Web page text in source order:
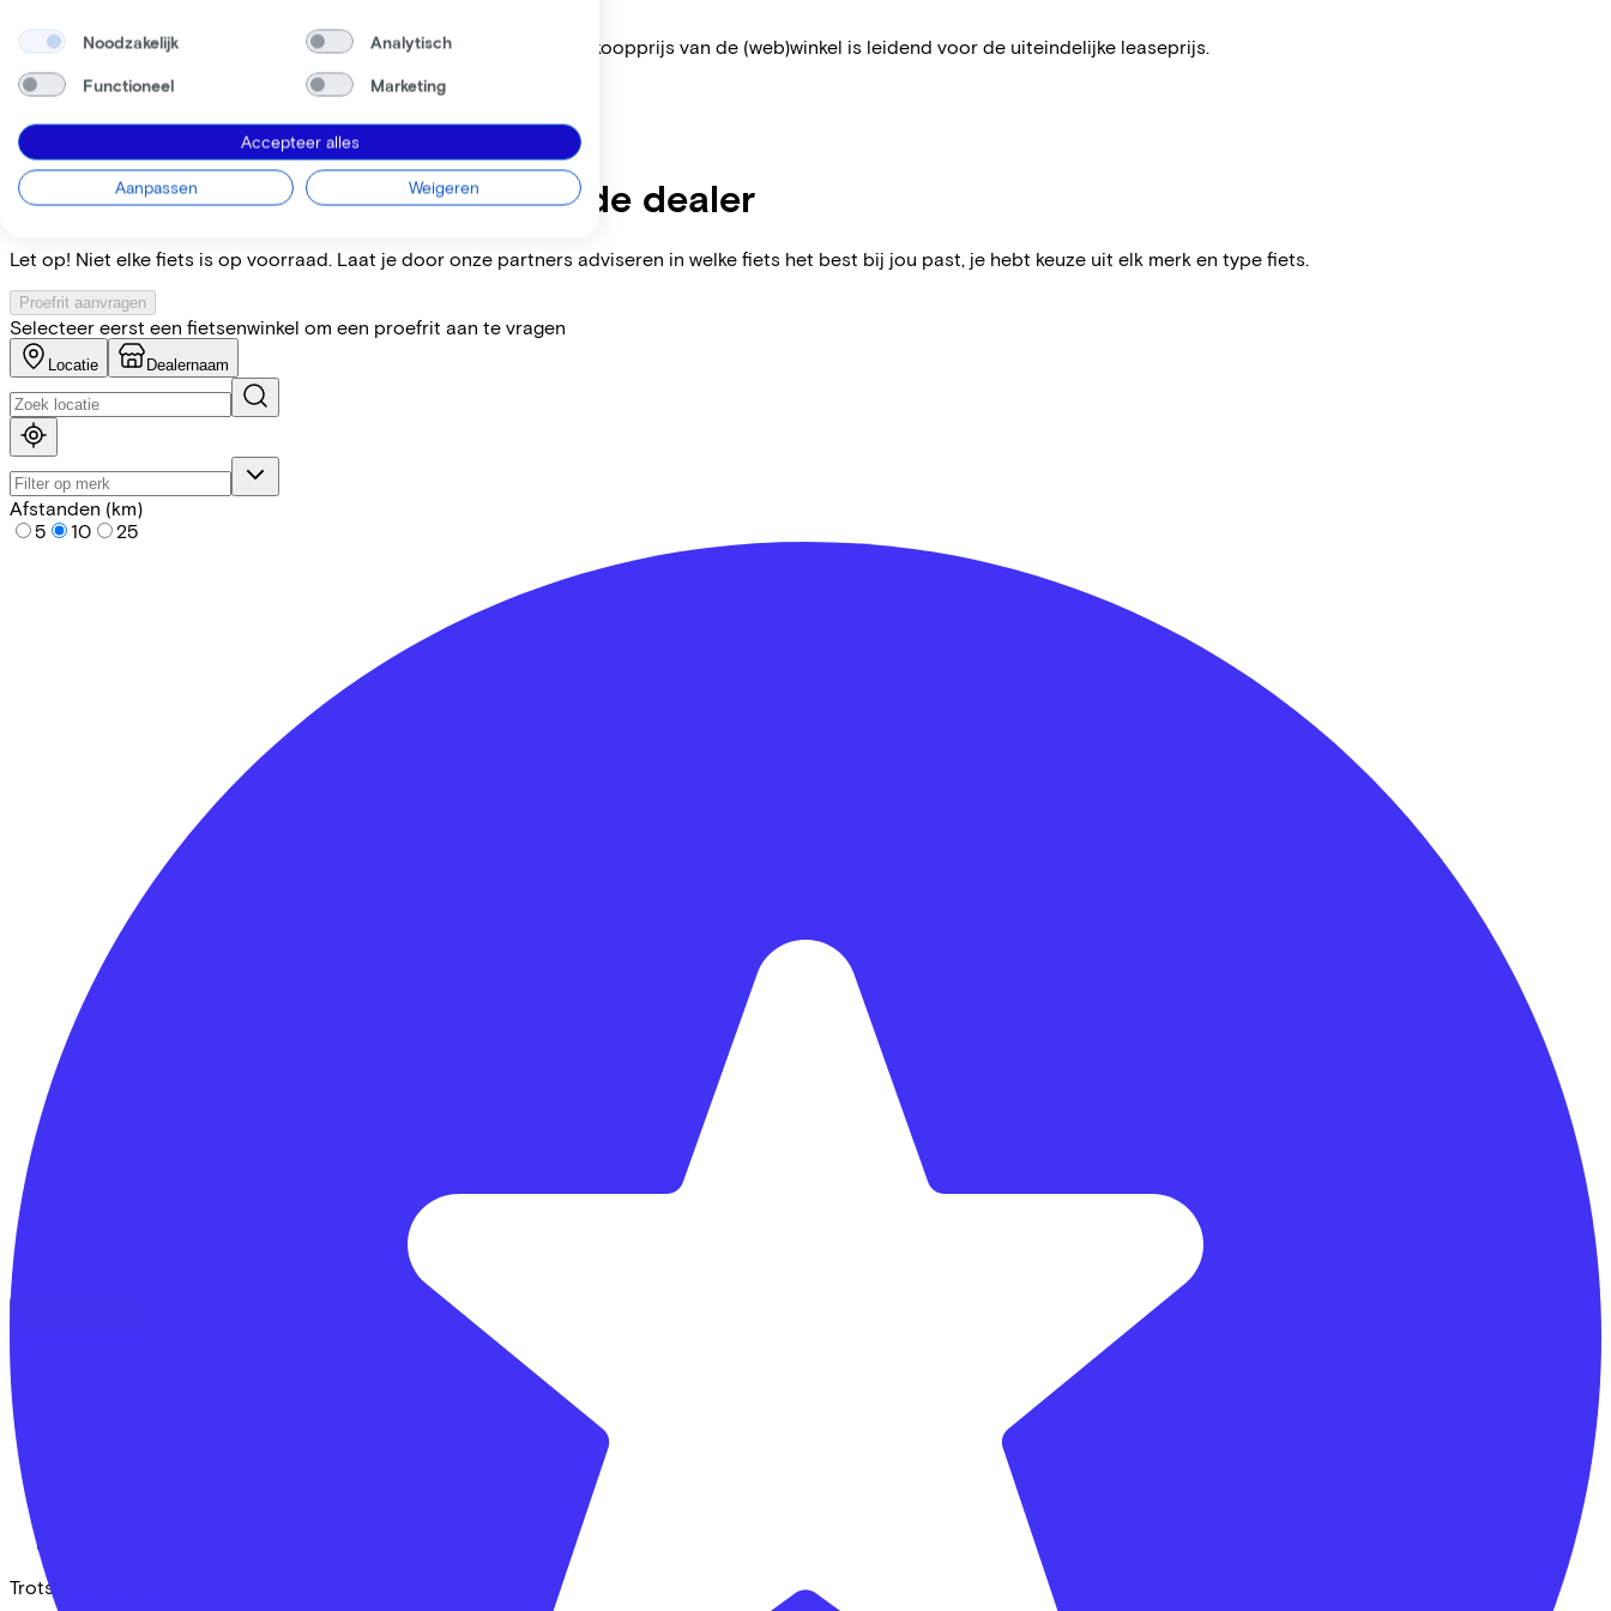
Let op: de vermelde lease- en verkoopprijzen zijn indicatief. De verkoopprijs van de (web)winkel is leidend voor de uiteindelijke leaseprijs.
Leaseprijs p/m vanaf
€68,12
Overnameprijs na 3 jaar:
€559,80
Vind de fiets bij de dichtstbijzijnde dealer
Let op! Niet elke fiets is op voorraad. Laat je door onze partners adviseren in welke fiets het best bij jou past, je hebt keuze uit elk merk en type fiets.
Proefrit aanvragen
Selecteer eerst een fietsenwinkel om een proefrit aan te vragen
Locatie Dealernaam
Afstanden (km)
5
10 25
Trotse partner van
Noodzakelijk Analytisch
Functioneel Marketing
Accepteer alles
Aanpassen Weigeren